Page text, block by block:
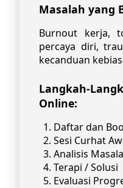
Masalah yang
Burnout kerja,
percaya diri,
kecanduan
Langkah-
Online:
Daftar dan
Sesi Curhat
Analisis
Terapi / Solusi
Evaluasi